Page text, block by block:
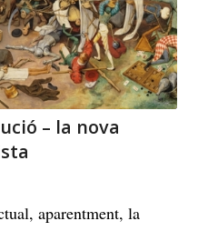
– la nova
aparentment, la